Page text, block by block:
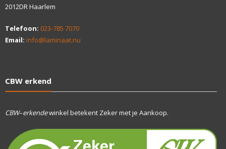
2012DR Haarlem
Telefoon: 023-785 7070
Email: info@laminaat.nu
CBW erkend
CBW–erkendewinkel betekent Zeker met je Aankoop.